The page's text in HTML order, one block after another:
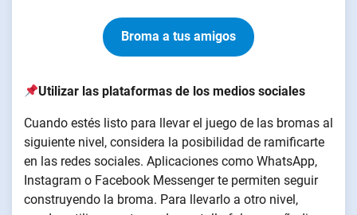
Broma a tus amigos
Utilizar las plataformas de los medios sociales
Cuando estés listo para llevar el juego de las bromas al
siguiente nivel, considera la posibilidad de ramificarte
en las redes sociales. Aplicaciones como WhatsApp,
Instagram o Facebook Messenger te permiten seguir
construyendo la broma. Para llevarlo a otro nivel,